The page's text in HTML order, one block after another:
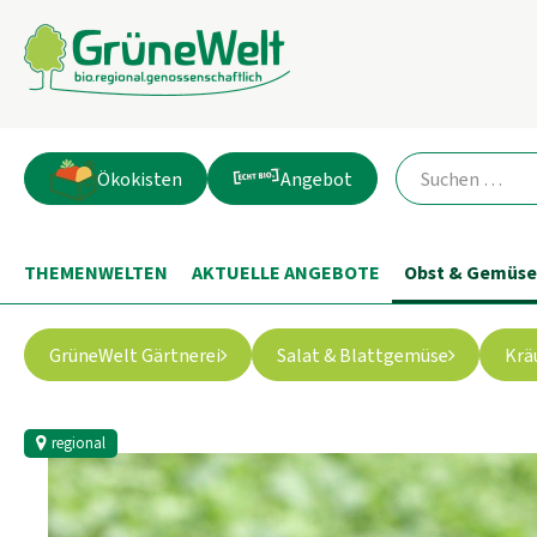
Ökokisten Angebot
THEMENWELTEN AKTUELLE ANGEBOTE Obst & Gemüse
GrüneWelt Gärtnerei Salat & Blattgemüse
regional